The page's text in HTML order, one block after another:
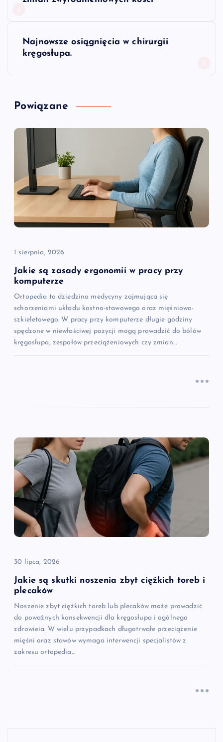
a
c
w
p
s
u
Najnowsze osiągnięcia w chirurgii
kręgosłupa.
Powiązane
1 sierpnia, 2026
Jakie są zasady ergonomii w pracy przy
komputerze
Ortopedia to dziedzina medycyny zajmująca się
schorzeniami układu kostno-stawowego oraz mięśniowo-
szkieletowego. W pracy przy komputerze długie godziny
spędzone w niewłaściwej pozycji mogą prowadzić do bólów
kręgosłupa, zespołów przeciążeniowych czy zmian…
30 lipca, 2026
Jakie są skutki noszenia zbyt ciężkich toreb i
plecaków
Noszenie zbyt ciężkich toreb lub plecaków może prowadzić
do poważnych konsekwencji dla kręgosłupa i ogólnego
zdrowieia. W wielu przypadkach długotrwałe przeciążenie
mięśni oraz stawów wymaga interwencji specjalistów z
zakresu ortopedia…